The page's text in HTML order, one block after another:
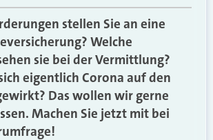
stellen Sie an eine
Welche
sie bei der Vermittlung?
eigentlich Corona auf den
Das wollen wir gerne
Machen Sie jetzt mit bei